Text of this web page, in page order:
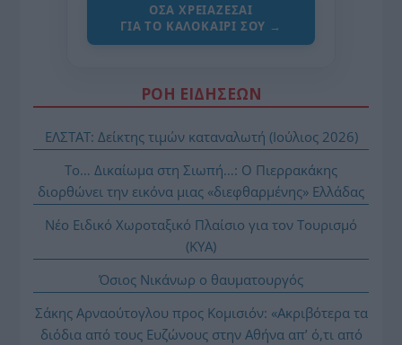
ΌΣΑ ΧΡΕΙΆΖΕΣΑΙ
ΓΙΑ ΤΟ ΚΑΛΟΚΑΊΡΙ ΣΟΥ →
ΡΟΗ ΕΙΔΗΣΕΩΝ
ΕΛΣΤΑΤ: Δείκτης τιμών καταναλωτή (Ιούλιος 2026)
Το… Δικαίωμα στη Σιωπή…: Ο Πιερρακάκης
διορθώνει την εικόνα μιας «διεφθαρμένης» Ελλάδας
Νέο Ειδικό Χωροταξικό Πλαίσιο για τον Τουρισμό
(ΚΥΑ)
Όσιος Νικάνωρ ο θαυματουργός
Σάκης Αρναούτογλου προς Κομισιόν: «Ακριβότερα τα
διόδια από τους Ευζώνους στην Αθήνα απ’ ό,τι από